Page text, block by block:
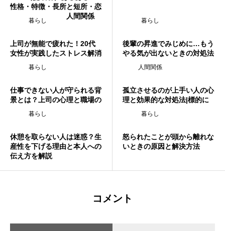
性格・特徴・長所と短所・恋
愛・友情・仕事・人間関係
暮らし
上司が無能で疲れた！20代
女性が実践したストレス解消
法と対処術
暮らし
後輩の昇進でみじめに…もう
やる気が出ないときの対処法
を徹底解説
暮らし
仕事できない人が守られる背
景とは？上司の心理と職場の
残念な現実
人間関係
孤立させるのが上手い人の心
理と効果的な対処法|標的に
ならないコツ
暮らし
休憩を取らない人は迷惑？生
産性を下げる理由と本人への
伝え方を解説
暮らし
怒られたことが頭から離れな
いときの原因と解決方法
コメント